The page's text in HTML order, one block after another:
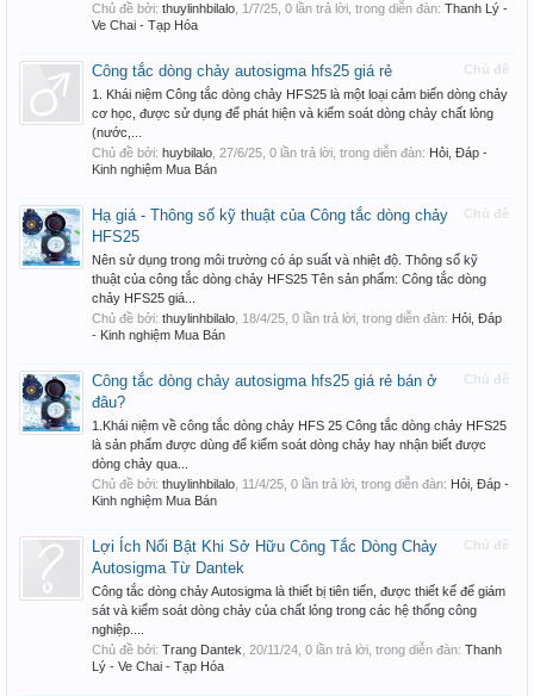
Chủ đề bởi: thuylinhbilalo 1/7/25 , 0 lần trả lời, trong diễn đàn: Thanh Lý -
Ve Chai - Tạp Hóa
Chủ đề
Công tắc dòng chảy autosigma hfs25 giá rẻ
1. Khái niệm Công tắc dòng chảy HFS25 là một loại cảm biến dòng chảy
cơ học, được sử dụng để phát hiện và kiểm soát dòng chảy chất lỏng
(nước,...
Chủ đề bởi: huybilalo 27/6/25 , 0 lần trả lời, trong diễn đàn: Hỏi, Đáp -
Kinh nghiệm Mua Bán
Chủ đề
Hạ giá - Thông số kỹ thuật của Công tắc dòng chảy
HFS25
Nên sử dụng trong môi trường có áp suất và nhiệt độ. Thông số kỹ
thuật của công tắc dòng chảy HFS25 Tên sản phẩm: Công tắc dòng
chảy HFS25 giá...
Chủ đề bởi: thuylinhbilalo 18/4/25 , 0 lần trả lời, trong diễn đàn: Hỏi, Đáp
- Kinh nghiệm Mua Bán
Chủ đề
Công tắc dòng chảy autosigma hfs25 giá rẻ bán ở
đâu?
1.Khái niệm về công tắc dòng chảy HFS 25 Công tắc dòng chảy HFS25
là sản phẩm được dùng để kiểm soát dòng chảy hay nhận biết được
dòng chảy qua...
Chủ đề bởi: thuylinhbilalo 11/4/25 , 0 lần trả lời, trong diễn đàn: Hỏi, Đáp -
Kinh nghiệm Mua Bán
Chủ đề
Lợi Ích Nổi Bật Khi Sở Hữu Công Tắc Dòng Chảy
Autosigma Từ Dantek
Công tắc dòng chảy Autosigma là thiết bị tiên tiến, được thiết kế để giám
sát và kiểm soát dòng chảy của chất lỏng trong các hệ thống công
nghiệp....
Chủ đề bởi: Trang Dantek 20/11/24 , 0 lần trả lời, trong diễn đàn: Thanh
Lý - Ve Chai - Tạp Hóa